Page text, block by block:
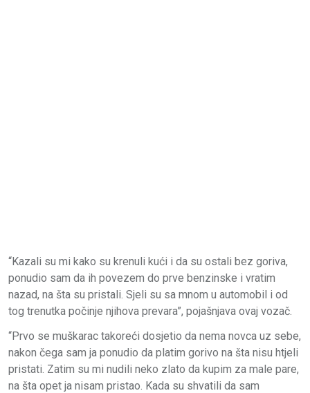
“Kazali su mi kako su krenuli kući i da su ostali bez goriva,
ponudio sam da ih povezem do prve benzinske i vratim
nazad, na šta su pristali. Sjeli su sa mnom u automobil i od
tog trenutka počinje njihova prevara”, pojašnjava ovaj vozač.
“Prvo se muškarac takoreći dosjetio da nema novca uz sebe,
nakon čega sam ja ponudio da platim gorivo na šta nisu htjeli
pristati. Zatim su mi nudili neko zlato da kupim za male pare,
na šta opet ja nisam pristao. Kada su shvatili da sam